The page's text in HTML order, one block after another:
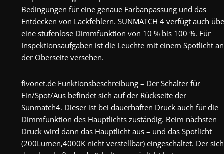
Bedingungen für eine genaue Farbanpassung und das
Entdecken von Lackfehlern. SUNMATCH 4 verfügt auch
eine stufenlose Dimmfunktion von 10 % bis 100 %. Für
Inspektionsaufgaben ist die Leuchte mit einem Spotlicht an
der Oberseite versehen.
fivonet.de Funktionsbeschreibung – Der Schalter für
Ein/Spot/Aus befindet sich auf der Rückseite der
Sunmatch4. Dieser ist bei dauerhaften Druck auch für die
Dimmfunktion des Hauptlichts zuständig. Beim nächsten
Druck wird dann das Hauptlicht aus – und das Spotlicht
(200Lumen,4000K nicht verstellbar) eingeschaltet. Der sich